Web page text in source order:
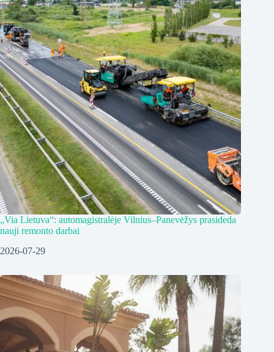
„Via Lietuva“: automagistralėje Vilnius–Panevėžys prasideda
nauji remonto darbai
2026-07-29